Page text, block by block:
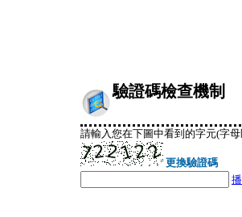
驗證碼檢查機制
請輸入您在下圖中看到的字元(字
更換驗證碼